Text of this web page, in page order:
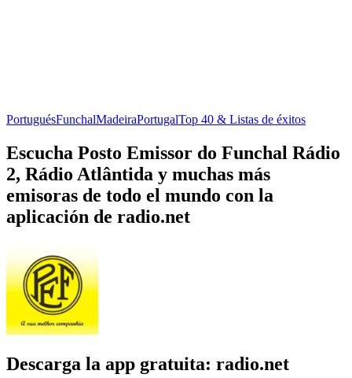
PortuguésFunchalMadeiraPortugalTop 40 & Listas de éxitos
Escucha Posto Emissor do Funchal Rádio
2, Rádio Atlântida y muchas más
emisoras de todo el mundo con la
aplicación de radio.net
Descarga la app gratuita: radio.net